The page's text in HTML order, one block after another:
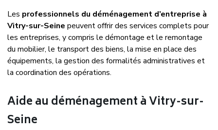
Les professionnels du déménagement d’entreprise à
Vitry-sur-Seine peuvent offrir des services complets pour
les entreprises, y compris le démontage et le remontage
du mobilier, le transport des biens, la mise en place des
équipements, la gestion des formalités administratives et
la coordination des opérations.
Aide au déménagement à Vitry-sur-
Seine